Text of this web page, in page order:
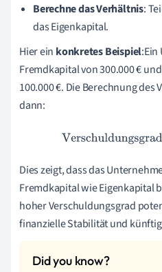
Berechne das Verhältnis:
das Eigenkapital.
Hier ein konkretes Beispiel:Ein
Fremdkapital von 300.000 €
100.000 €. Die Berechnung
dann:
Verschuldungsgrad=
Dies zeigt, dass das
Fremdkapital wie Eigenkapital
hoher Verschuldungsgrad
finanzielle Stabilität und